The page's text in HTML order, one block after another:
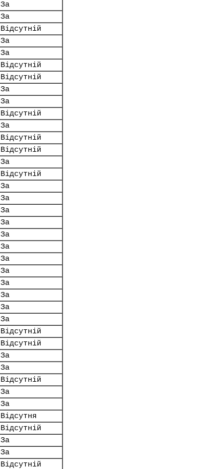
За
За
Відсутній
За
За
Відсутній
Відсутній
За
За
Відсутній
За
Відсутній
Відсутній
За
Відсутній
За
За
За
За
За
За
За
За
За
За
За
За
Відсутній
Відсутній
За
За
Відсутній
За
За
Відсутня
Відсутній
За
За
Відсутній